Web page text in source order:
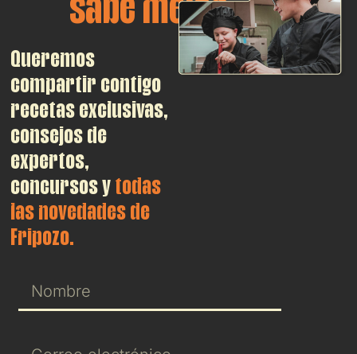
Queremos
compartir contigo
recetas exclusivas,
consejos de
expertos,
concursos ytodas
las novedades de
Fripozo.